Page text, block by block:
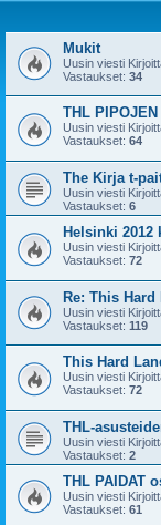
Mukit
Uusin viesti
Vastaukset: 34
THL
Uusin viesti
Vastaukset: 64
The Kirja t-
Uusin viesti
Vastaukset: 6
Helsinki 2012
Uusin viesti
Vastaukset: 72
Re: This
Uusin viesti
Vastaukset: 119
This Hard
Uusin viesti
Vastaukset: 72
THL-
Uusin viesti
Vastaukset: 2
THL PAIDAT
Uusin viesti
Vastaukset: 61